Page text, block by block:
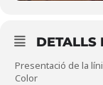
DETALLS
Presentació de la
Color